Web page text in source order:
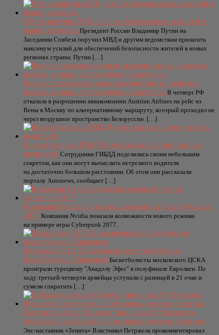
Путин поручил МВД усилить безопасность жителей в
новых регионах Президент России Владимир Путин на
Заседании Совбеза поручил МВД и другим ведомствам прилагать
максимум усилий для обеспечений безопасности жителей в новых
регионах страны. Путин […]
Россия перестала выдавать разрешения на прибытие
рейсам, которые летят в облет Белоруссии В четверг РФ
отказала в разрешении авиакомпании Austrian Airlines на рейс из
Вены в Москву по альтернативному маршруту, который проходил не
через воздушное пространство Белоруссии. […]
Как сотрудники ГИБДД издалека вычисляют пьяных
водителей Сотрудники ГИБДД поделились своим небольшим
секретом, как они могут вычислить нетрезвого водителя
на достаточно большом расстоянии. Об этом они рассказали
порталу Autonews, сообщает […]
Компания Nvidia представила новый трейлер Cyberpunk
2077 Компания Nvidia показала возможности нового режима
на примере игры Cyberpunk 2077.
Московский ЦСКА остановился в полуфинале
баскетбольной Евролиги Баскетболисты московского ЦСКА
проиграли турецкому "Анадолу Эфес" в полуфинале Евролиги. По
ходу третьей четверти армейцы уступали с разницей в 21 очко и
сумели сократить […]
Петржела назвал Малкома типичным футболистом
без мозгов после слов о возможном уходе из «Зенита»
Экс-наставник «Зенита» Властимил Петржела прокомментировал